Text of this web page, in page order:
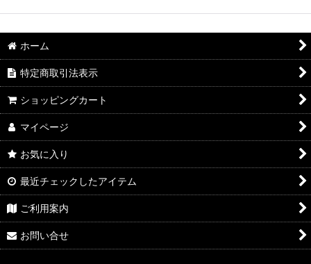
ホーム
特定商取引法表示
ショッピングカート
マイページ
お気に入り
最近チェックしたアイテム
ご利用案内
お問い合せ